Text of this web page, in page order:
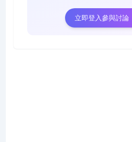
立即登入參與討論